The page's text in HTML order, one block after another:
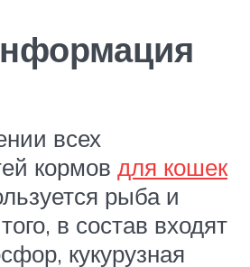
всех
кормов для кошек
рыба и
в состав входят
кукурузная